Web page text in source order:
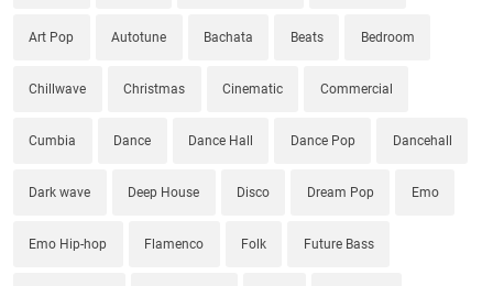
Art Pop Autotune Bachata Beats Bedroom
Chillwave Christmas Cinematic Commercial
Cumbia Dance Dance Hall Dance Pop Dancehall
Dark wave Deep House Disco Dream Pop Emo
Emo Hip-hop Flamenco Folk Future Bass